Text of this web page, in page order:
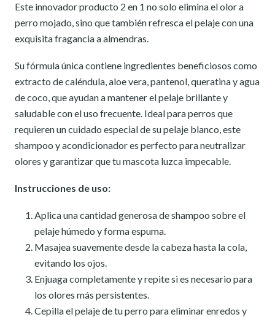
Este innovador producto 2 en 1 no solo elimina el olor a
perro mojado, sino que también refresca el pelaje con una
exquisita fragancia a almendras.
Su fórmula única contiene ingredientes beneficiosos como
extracto de caléndula, aloe vera, pantenol, queratina y agua
de coco, que ayudan a mantener el pelaje brillante y
saludable con el uso frecuente. Ideal para perros que
requieren un cuidado especial de su pelaje blanco, este
shampoo y acondicionador es perfecto para neutralizar
olores y garantizar que tu mascota luzca impecable.
Instrucciones de uso:
Aplica una cantidad generosa de shampoo sobre el
pelaje húmedo y forma espuma.
Masajea suavemente desde la cabeza hasta la cola,
evitando los ojos.
Enjuaga completamente y repite si es necesario para
los olores más persistentes.
Cepilla el pelaje de tu perro para eliminar enredos y